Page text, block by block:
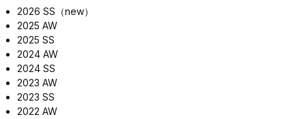
2026 SS（new）
2025 AW
2025 SS
2024 AW
2024 SS
2023 AW
2023 SS
2022 AW